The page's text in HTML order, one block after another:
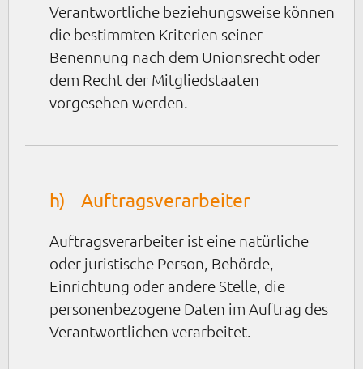
Verantwortliche beziehungsweise können
die bestimmten Kriterien seiner
Benennung nach dem Unionsrecht oder
dem Recht der Mitgliedstaaten
vorgesehen werden.
h) Auftragsverarbeiter
Auftragsverarbeiter ist eine natürliche
oder juristische Person, Behörde,
Einrichtung oder andere Stelle, die
personenbezogene Daten im Auftrag des
Verantwortlichen verarbeitet.